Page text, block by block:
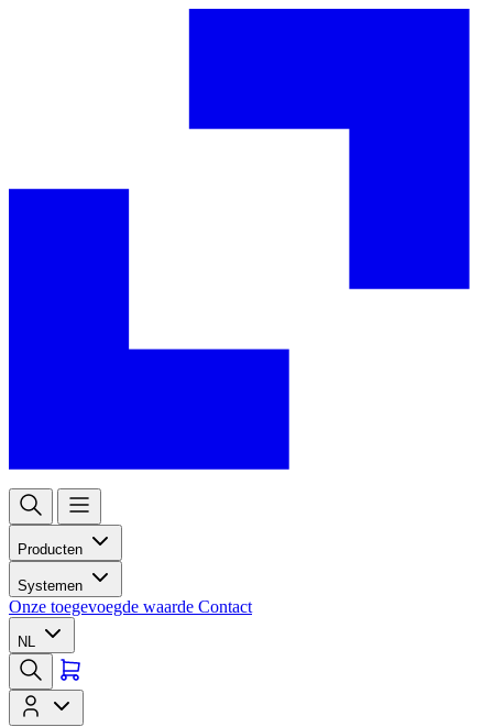
Producten
Systemen
Onze toegevoegde waarde Contact
NL